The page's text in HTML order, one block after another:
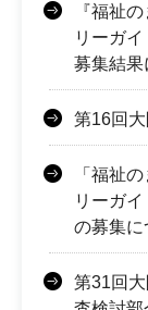
『福祉
リーガ
募集結果
第16回
「福祉
リーガ
の募集に
第31回